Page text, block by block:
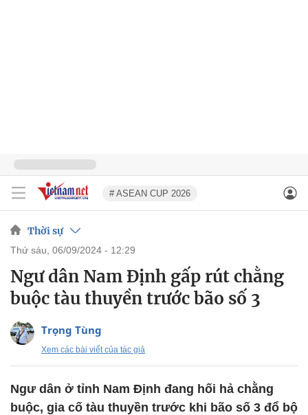
# ASEAN CUP 2026
Thời sự
thứ sáu, 06/09/2024 - 12:29
Ngư dân Nam Định gấp rút chằng
buộc tàu thuyền trước bão số 3
Trọng Tùng
Xem các bài viết của tác giả
Ngư dân ở tỉnh Nam Định đang hối hả chằng
buộc, gia cố tàu thuyền trước khi bão số 3 đổ bộ